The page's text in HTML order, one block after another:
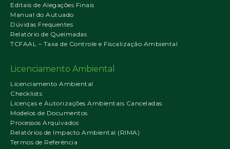
Editais de Alegações Finais
Manual do Autuado
Dúvidas Frequentes
Relatório de Queimadas
TCFAAL – Taxa de Controle e Fiscalização Ambiental
Licenciamento Ambiental
Licenciamento Ambiental
Checklists
Licenças e Autorizações Ambientais Canceladas
Modelos de Documentos
Processos Arquivados
Relatórios de Impacto Ambiental (RIMA)
Termos de Referência